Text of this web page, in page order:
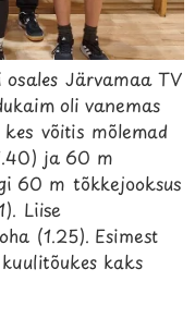
Järvamaa TV
oli vanemas
võitis mõlemad
ja 60 m
60 m tõkkejooksus
Liise
(1.25). Esimest
kaks